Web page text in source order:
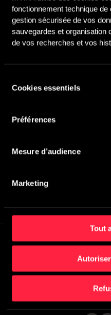
fonctionnement technique
gestion sécurisée de vos
sauvegardes et organisation
de vos recherches et vos
duCookies essentiels
Préférences
Mesure d’audience
Marketing
Tout